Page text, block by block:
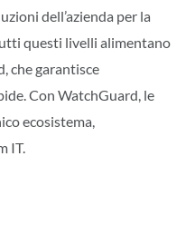
dell’azienda per la
questi livelli alimentano
che garantisce
Con WatchGuard, le
ecosistema,
IT.